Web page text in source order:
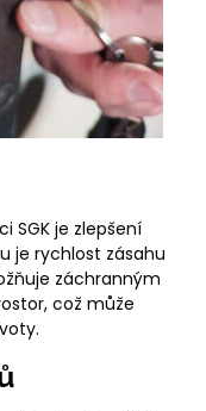
SGK je zlepšení
je rychlost zásahu
záchranným
což může